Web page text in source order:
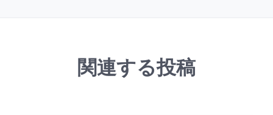
関連する投稿